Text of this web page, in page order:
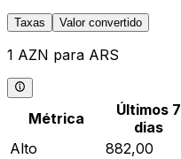
Taxas Valor convertido
1 AZN para ARS
Métrica
Últimos 7
dias
Alto
882,00